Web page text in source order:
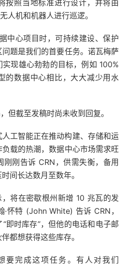
按照当地标准进行设计，并将由
人机和机器人进行巡逻。
中心项目时，可持续建设、保护
题是我们的首要任务。诺瓦梅萨
现雄心勃勃的目标，例如 100%
的数据中心相比，大大减少用水
但截至发稿时尚未收到回复。
人工智能正在推动构建、存储和运
载的热潮，数据中心市场需求旺
刚刚告诉 CRN，供需失衡，备用
间长达数月至数年。
将在密歇根州新增 10 兆瓦的发
怀特 (John White) 告诉 CRN，
即时库存”，但他的电话和电子邮
都想获得这些库存。
要完成这项任务。有人对我们